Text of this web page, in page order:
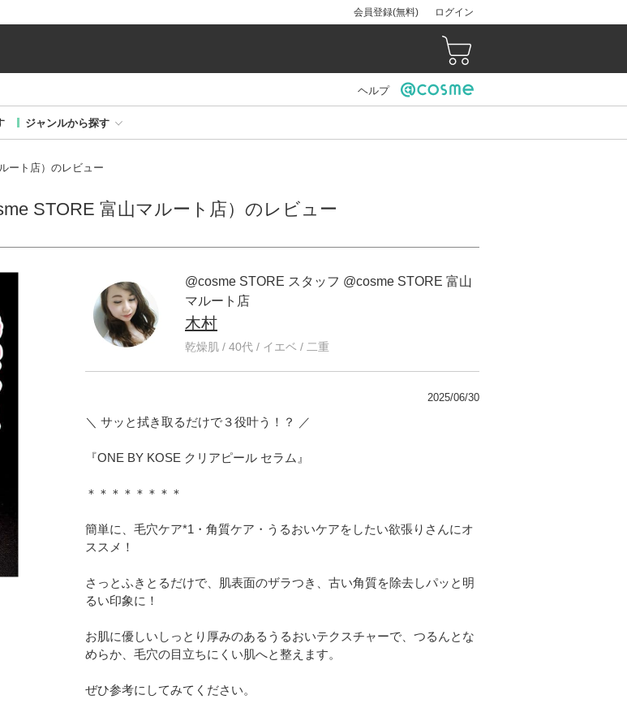
会員登録(無料) ログイン
ヘルプ
ジャンルから探す
ート店）のレビュー
STORE 富山マルート店）のレビュー
@cosme STORE スタッフ @cosme STORE 富山
マルート店
木村
乾燥肌 / 40代 / イエベ / 二重
2025/06/30
＼ サッと拭き取るだけで３役叶う！？ ／
『ONE BY KOSE クリアピール セラム』
＊＊＊＊＊＊＊＊
簡単に、毛穴ケア*1・角質ケア・うるおいケアをしたい欲張りさんにオ
ススメ！
さっとふきとるだけで、肌表面のザラつき、古い角質を除去しパッと明
るい印象に！
お肌に優しいしっとり厚みのあるうるおいテクスチャーで、つるんとな
めらか、毛穴の目立ちにくい肌へと整えます。
ぜひ参考にしてみてください。